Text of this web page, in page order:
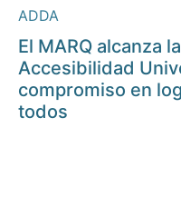
ADDA
El MARQ alcanza
Accesibilidad
compromiso en
todos